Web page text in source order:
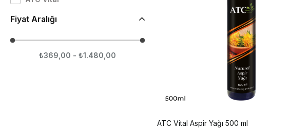
Fiyat Aralığı
₺369,00 - ₺1.480,00
ATC Vital Aspir Yağı 500 ml